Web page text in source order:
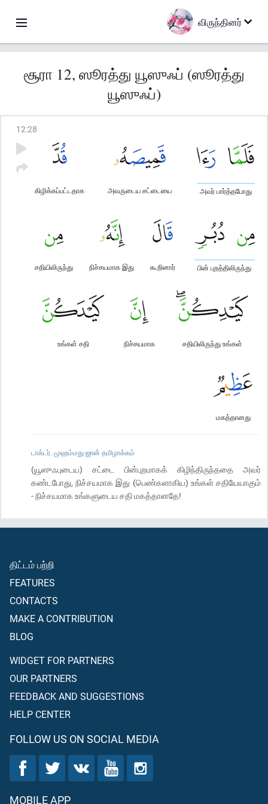
விருந்தினர்
சூரா 12, ஸூரத்து யூஸுஃப் (ஸூரத்து
யூஸுஃப்)
12:28
அவர் பார்த்தபோது
அவருடைய சட்டையை
கிழிக்கப்பட்டதாக
பின் புறத்திலிருந்து
கூறினார்
நிச்சயமாக இது
சதியிலிருந்து
சதியிலிருந்து உங்கள்
நிச்சயமாக
உங்கள் சதி
மகத்தானது
டாக்டர். முஹம்மது ஜான் தமிழாக்கம்
(யூஸுஃபுடைய) சட்டை பின்புறமாகக் கிழிந்திருந்ததை அவர்
கண்டபோது, நிச்சயமாக இது (பெண்களாகிய) உங்கள் சதியேயாகும்
- நிச்சயமாக உங்களுடைய சதி மகத்தானதே!
திட்டம் பற்றி
FEATURES
CONTACTS
MAKE A CONTRIBUTION
BLOG
WIDGET FOR PARTNERS
OUR PARTNERS
FEEDBACK AND SUGGESTIONS
HELP CENTER
FOLLOW US ON SOCIAL MEDIA
MOBILE APP